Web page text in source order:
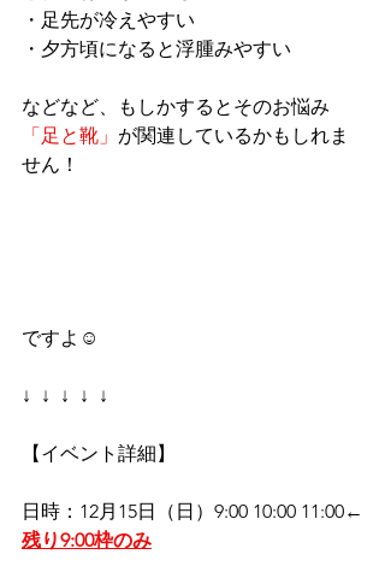
・足先が冷えやすい
・夕方頃になると浮腫みやすい
などなど、もしかするとそのお悩み
「足と靴」 が関連しているかもしれま
せん！
ですよ☺️
↓  ↓  ↓  ↓  ↓
【イベント詳細】
日時：12月15日（日）9:00 10:00 11:00←
残り9:00枠のみ